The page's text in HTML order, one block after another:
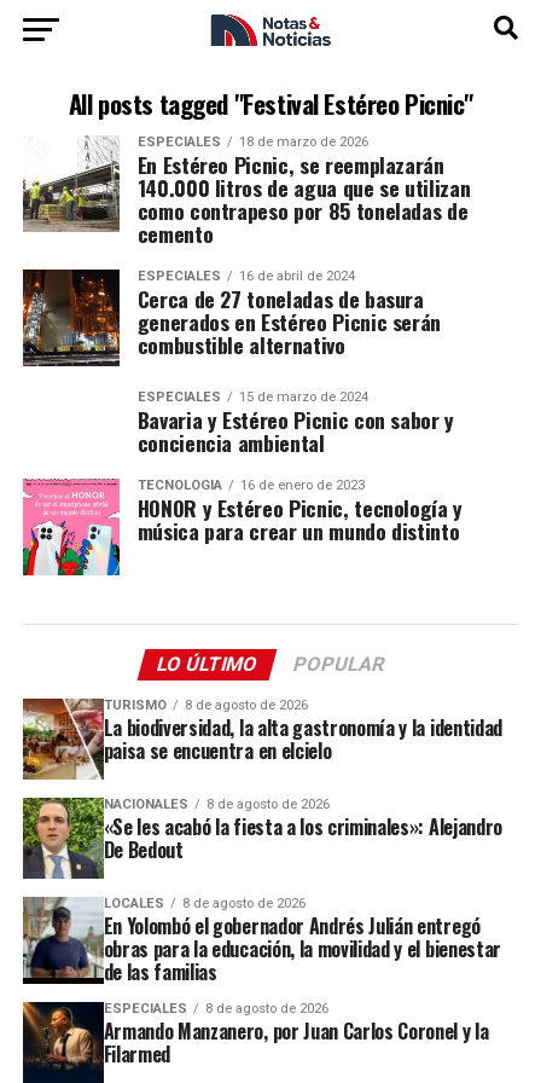
All posts tagged "Festival Estéreo Picnic"
ESPECIALES 18 de marzo de 2026
En Estéreo Picnic, se reemplazarán
140.000 litros de agua que se utilizan
como contrapeso por 85 toneladas de
cemento
ESPECIALES 16 de abril de 2024
Cerca de 27 toneladas de basura
generados en Estéreo Picnic serán
combustible alternativo
ESPECIALES 15 de marzo de 2024
Bavaria y Estéreo Picnic con sabor y
conciencia ambiental
TECNOLOGÍA 16 de enero de 2023
HONOR y Estéreo Picnic, tecnología y
música para crear un mundo distinto
LO ÚLTIMO POPULAR
TURISMO 8 de agosto de 2026
La biodiversidad, la alta gastronomía y la identidad
paisa se encuentra en elcielo
NACIONALES 8 de agosto de 2026
«Se les acabó la fiesta a los criminales»: Alejandro
De Bedout
LOCALES 8 de agosto de 2026
En Yolombó el gobernador Andrés Julián entregó
obras para la educación, la movilidad y el bienestar
de las familias
ESPECIALES 8 de agosto de 2026
Armando Manzanero, por Juan Carlos Coronel y la
Filarmed